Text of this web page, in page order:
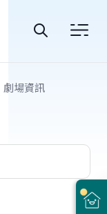
站
劇場資訊